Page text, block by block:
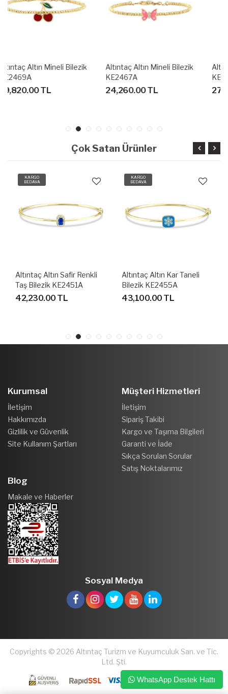
Altıntaç Altın Mineli Bilezik
KE2467A
24,260.00 TL
Altıntaç Altın Mineli Bilezik
KE2466A
27,440.00 TL
Çok Satan Ürünler
KARGO
BEDAVA
Altıntaç Altın Kar Taneli
Bilezik KE2455A
43,100.00 TL
KARGO
BEDAVA
Altıntaç Altın Kelebekli
Bilezik KE2456A
44,300.00 TL
Kurumsal
İletişim
Hakkımızda
Gizlilik ve Güvenlik
Site Kullanım Şartları
Müşteri Hizmetleri
İletişim
Sipariş Takibi
Kargo ve Taşıma Bilgileri
Garanti ve İade
Sıkça Sorulan Sorular
Satış Noktalarımız
Blog
Makale ve Haberler
Sosyal Medya
Copyrights © 2026 Altıntaç Turizm ve Kuyumculuk San. ve Tic.
Ltd. Şti.
WhatsApp Destek Hattı